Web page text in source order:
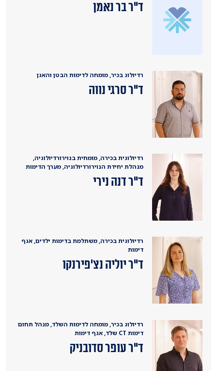
ד"ר בר נאמן
רדיולוג בכיר, מומחה לדימות הבטן והאגן
ד"ר סרגי נווה
רדיולוגית בכירה, מומחית בנוירורדיולוגיה,
מנהלת יחידת הנוירורדיולוגיה, מערך הדימות
ד"ר דנה נירי
רדיולוגית בכירה, משתלמת בדימות ילדים, אגף
דימות
ד"ר יוליה נצ'פירנקו
רדיולוג בכיר, מומחה לדימות השלד, מנהל תחום
דימות CT שלד, אגף דימות
ד"ר עופר סדובניק